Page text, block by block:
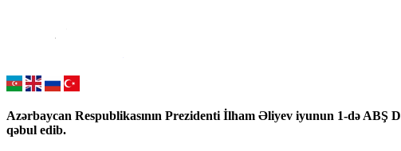
Azərbaycan Respublikasının Prezidenti İlham Əliyev iyunun 1-də ABŞ
qəbul edib.